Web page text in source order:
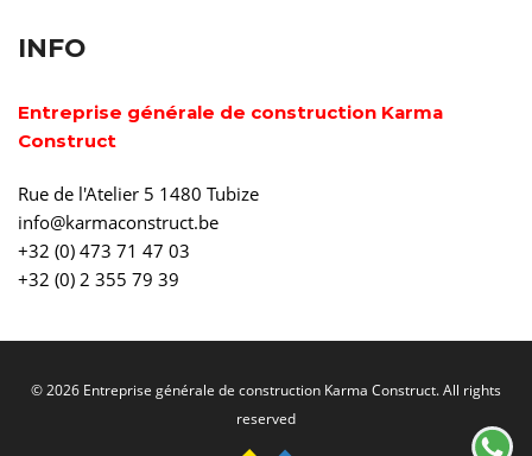
INFO
Entreprise générale de construction Karma
Construct
Rue de l'Atelier 5 1480 Tubize
info@karmaconstruct.be
+32 (0) 473 71 47 03
+32 (0) 2 355 79 39
© 2026 Entreprise générale de construction Karma Construct. All rights
reserved